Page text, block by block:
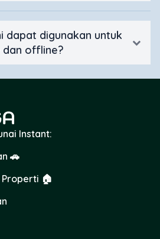
dapat digunakan untuk
dan offline?
Instant:
🚗
🏠